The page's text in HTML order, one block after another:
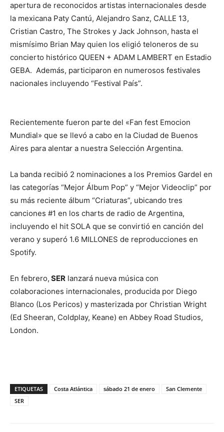
apertura de reconocidos artistas internacionales desde
la mexicana Paty Cantú, Alejandro Sanz, CALLE 13,
Cristian Castro, The Strokes y Jack Johnson, hasta el
mismísimo Brian May quien los eligió teloneros de su
concierto histórico QUEEN + ADAM LAMBERT en Estadio
GEBA. Además, participaron en numerosos festivales
nacionales incluyendo “Festival País”.
Recientemente fueron parte del «Fan fest Emocion
Mundial» que se llevó a cabo en la Ciudad de Buenos
Aires para alentar a nuestra Selección Argentina.
La banda recibió 2 nominaciones a los Premios Gardel en
las categorías “Mejor Álbum Pop” y “Mejor Videoclip” por
su más reciente álbum “Criaturas”, ubicando tres
canciones #1 en los charts de radio de Argentina,
incluyendo el hit SOLA que se convirtió en canción del
verano y superó 1.6 MILLONES de reproducciones en
Spotify.
En febrero, SER lanzará nueva música con
colaboraciones internacionales, producida por Diego
Blanco (Los Pericos) y masterizada por Christian Wright
(Ed Sheeran, Coldplay, Keane) en Abbey Road Studios,
London.
ETIQUETAS Costa Atlántica sábado 21 de enero
San Clemente
SER